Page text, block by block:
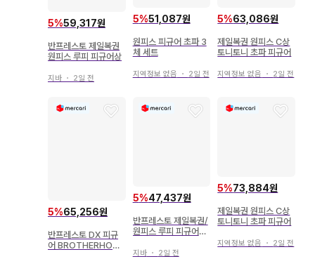
5%59,317원
반프레스토 제일복권
원피스 루피 피규어상
지바 ・ 2일 전
5%51,087원
원피스 피규어 초파 3
체 세트
지역정보 없음 ・ 2일 전
5%63,086원
제일복권 원피스 C상
토니토니 초파 피규어
지역정보 없음 ・ 2일 전
5%65,256원
반프레스토 DX 피규
어 BROTHERHOO
5%47,437원
반프레스토 제일복권/
원피스 루피 피규어상
지바・ 2일 전
5%73,884원
제일복권 원피스 C상
토니토니 초파 피규어
지역정보 없음 ・ 2일 전